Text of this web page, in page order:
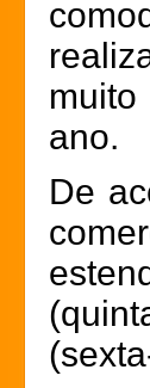
ano.
De